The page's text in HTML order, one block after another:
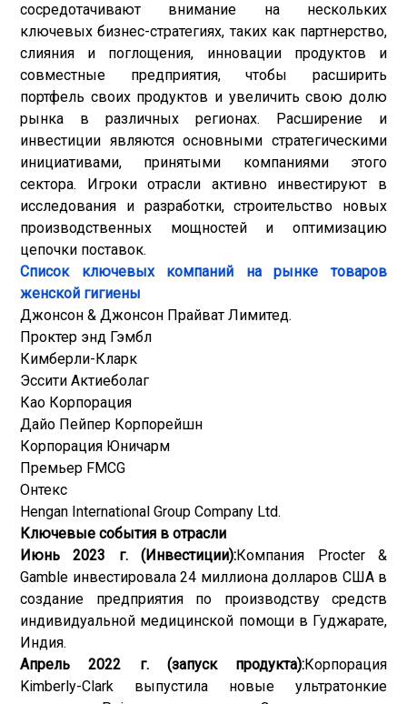
сосредотачивают внимание на нескольких
ключевых бизнес-стратегиях, таких как партнерство,
слияния и поглощения, инновации продуктов и
совместные предприятия, чтобы расширить
портфель своих продуктов и увеличить свою долю
рынка в различных регионах. Расширение и
инвестиции являются основными стратегическими
инициативами, принятыми компаниями этого
сектора. Игроки отрасли активно инвестируют в
исследования и разработки, строительство новых
производственных мощностей и оптимизацию
цепочки поставок.
Список ключевых компаний на рынке товаров
женской гигиены
Джонсон & Джонсон Прайват Лимитед.
Проктер энд Гэмбл
Кимберли-Кларк
Эссити Актиеболаг
Као Корпорация
Дайо Пейпер Корпорейшн
Корпорация Юничарм
Премьер FMCG
Онтекс
Hengan International Group Company Ltd.
Ключевые события в отрасли
Июнь 2023 г. (Инвестиции):Компания Procter &
Gamble инвестировала 24 миллиона долларов США в
создание предприятия по производству средств
индивидуальной медицинской помощи в Гуджарате,
Индия.
Апрель 2022 г. (запуск продукта):Корпорация
Kimberly-Clark выпустила новые ультратонкие